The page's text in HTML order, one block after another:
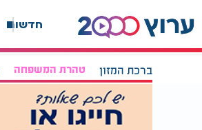
חדשות
ברכת המזון טהרת המשפחה